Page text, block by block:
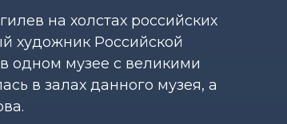
на холстах российских
художник Российской
одном музее с великими
в залах данного музея, а